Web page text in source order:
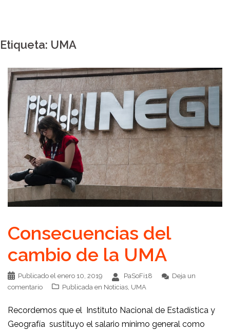
Etiqueta: UMA
Consecuencias del
cambio de la UMA
Publicado el enero 10, 2019 PaSoFi18
Deja un
comentario
Publicada en Noticias, UMA
Recordemos que el Instituto Nacional de Estadística y
Geografía sustituyo el salario mínimo general como